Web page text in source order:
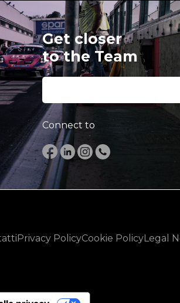
Get closer
to the Team
Connect to
Privacy PolicyCookie PolicyLegal